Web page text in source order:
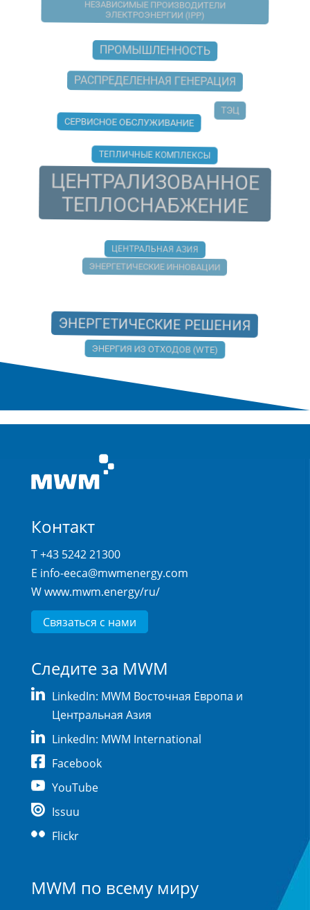
НЕЗАВИСИМЫЕ ПРОИЗВОДИТЕЛИ
ЭЛЕКТРОЭНЕРГИИ (IPP)
ПРОМЫШЛЕННОСТЬ
РАСПРЕДЕЛЕННАЯ ГЕНЕРАЦИЯ
СЕРВИСНОЕ ОБСЛУЖИВАНИЕ
ТЭЦ
ТЕПЛИЧНЫЕ КОМПЛЕКСЫ
ЦЕНТРАЛИЗОВАННОЕ
ТЕПЛОСНАБЖЕНИЕ
ЦЕНТРАЛЬНАЯ АЗИЯ
ЭНЕРГЕТИЧЕСКИЕ ИННОВАЦИИ
ЭНЕРГЕТИЧЕСКИЕ РЕШЕНИЯ
Контакт
T +43 5242 21300
E info-eeca@mwmenergy.com
Wwww.mwm.energy/ru/
Связаться с нами
Следите за MWM
LinkedIn: MWM Восточная Европа и
Центральная Азия
LinkedIn: MWM International
Facebook
YouTube
Issuu
Flickr
MWM по всему миру